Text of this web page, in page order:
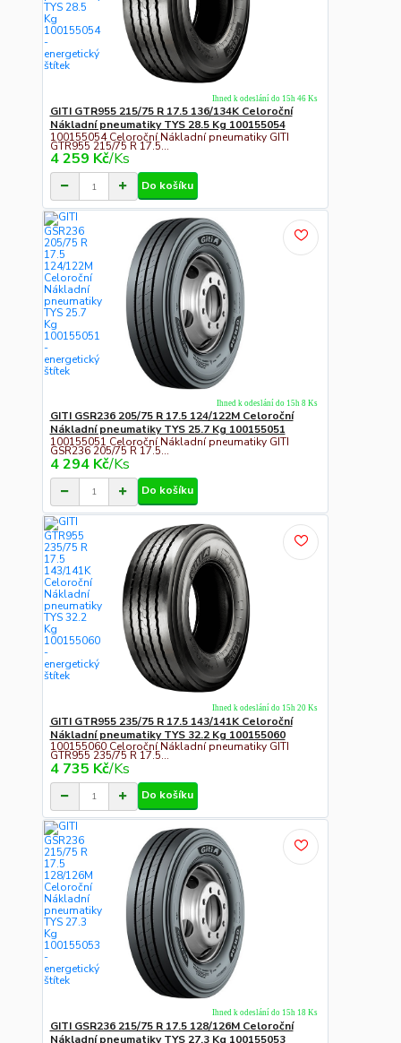
GITI GTR955 215/75 R 17.5 136/134K Celoroční
Nákladní pneumatiky TYS 28.5 Kg 100155054
100155054 Celoroční Nákladní pneumatiky GITI
GTR955 215/75 R 17.5...
4 259 Kč/Ks
Ihned k odeslání do 15h 46 Ks
Do košíku
GITI GSR236 205/75 R 17.5 124/122M Celoroční
Nákladní pneumatiky TYS 25.7 Kg 100155051
100155051 Celoroční Nákladní pneumatiky GITI
GSR236 205/75 R 17.5...
4 294 Kč/Ks
Ihned k odeslání do 15h 8 Ks
Do košíku
GITI GTR955 235/75 R 17.5 143/141K Celoroční
Nákladní pneumatiky TYS 32.2 Kg 100155060
100155060 Celoroční Nákladní pneumatiky GITI
GTR955 235/75 R 17.5...
4 735 Kč/Ks
Ihned k odeslání do 15h 20 Ks
Do košíku
GITI GSR236 215/75 R 17.5 128/126M Celoroční
Nákladní pneumatiky TYS 27.3 Kg 100155053
Ihned k odeslání do 15h 18 Ks